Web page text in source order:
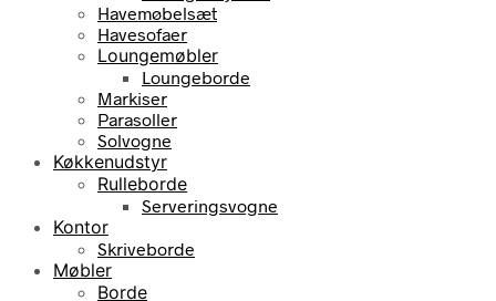
Havemøbelsæt
Havesofaer
Loungemøbler
Loungeborde
Markiser
Parasoller
Solvogne
Køkkenudstyr
Rulleborde
Serveringsvogne
Kontor
Skriveborde
Møbler
Borde